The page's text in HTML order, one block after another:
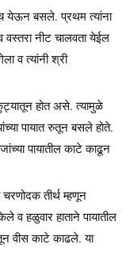
येऊन बसले. प्रथम त्यांना
वस्तरा नीट चालवता येईल
व त्यांनी श्री
होत असे. त्यामुळे
पायात रुतून बसले होते.
पायातील काटे काढून
चरणोदक तीर्थ म्हणून
हळुवार हाताने पायातील
वीस काटे काढले. या